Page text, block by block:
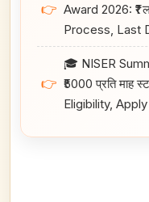
👉 Award 2026: ₹1
Process, Last
👉
🎓 NISER
₹5000 प्रति माह
Eligibility,